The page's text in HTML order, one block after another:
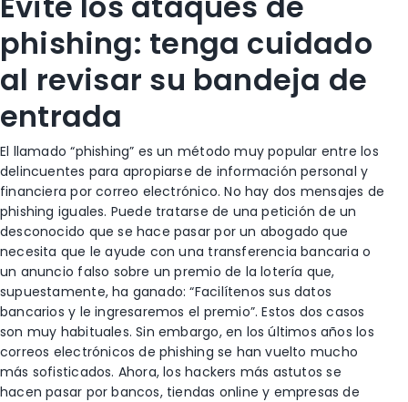
phishing: tenga cuidado
al revisar su bandeja de
entrada
El llamado “phishing” es un método muy popular entre los
delincuentes para apropiarse de información personal y
financiera por correo electrónico. No hay dos mensajes de
phishing iguales. Puede tratarse de una petición de un
desconocido que se hace pasar por un abogado que
necesita que le ayude con una transferencia bancaria o
un anuncio falso sobre un premio de la lotería que,
supuestamente, ha ganado: “Facilítenos sus datos
bancarios y le ingresaremos el premio”. Estos dos casos
son muy habituales. Sin embargo, en los últimos años los
correos electrónicos de phishing se han vuelto mucho
más sofisticados. Ahora, los hackers más astutos se
hacen pasar por bancos, tiendas online y empresas de